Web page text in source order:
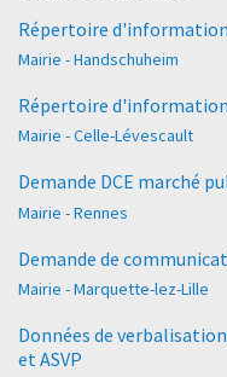
Répertoire
Mairie - Handschuheim
Répertoire
Mairie - Celle-Lévescault
Demande DCE marché
Mairie - Rennes
Demande de
Mairie - Marquette-lez-Lille
Données de
et ASVP